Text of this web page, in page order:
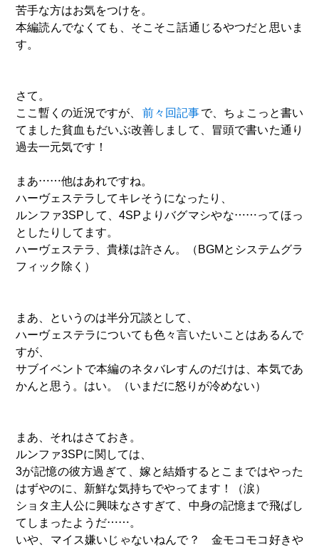
苦手な方はお気をつけを。
本編読んでなくても、そこそこ話通じるやつだと思いま
す。
さて。
ここ暫くの近況ですが、
前々回記事で、ちょこっと書い
てました貧血もだいぶ改善しまして、冒頭で書いた通り
過去一元気です！
まあ……他はあれですね。
ハーヴェステラしてキレそうになったり、
ルンファ3SPして、4SPよりバグマシやな……ってほっ
としたりしてます。
ハーヴェステラ、貴様は許さん。（BGMとシステムグラ
フィック除く）
まあ、というのは半分冗談として、
ハーヴェステラについても色々言いたいことはあるんで
すが、
サブイベントで本編のネタバレすんのだけは、本気であ
かんと思う。はい。（いまだに怒りが冷めない）
まあ、それはさておき。
ルンファ3SPに関しては、
3が記憶の彼方過ぎて、嫁と結婚するとこまではやった
はずやのに、新鮮な気持ちでやってます！（涙）
ショタ主人公に興味なさすぎて、中身の記憶まで飛ばし
てしまったようだ……。
いや、マイス嫌いじゃないねんで？ 金モコモコ好きや